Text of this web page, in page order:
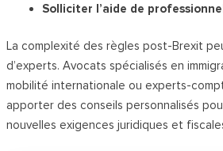
Solliciter l’aide de
La complexité des règles post-Brexit
d’experts. Avocats spécialisés en
mobilité internationale ou experts-
apporter des conseils personnalisés
nouvelles exigences juridiques et